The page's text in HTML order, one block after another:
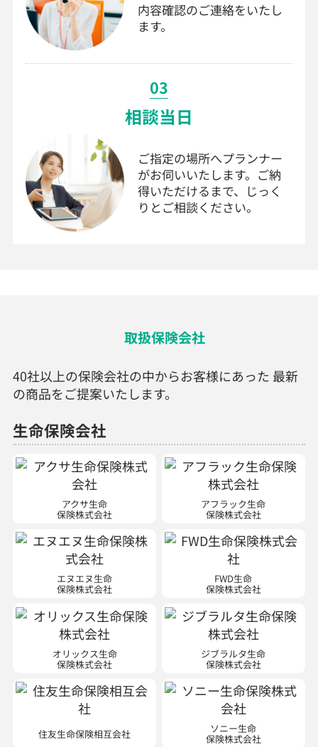
内容確認のご連絡をいたし
ます。
03
相談当日
ご指定の場所へプランナー
がお伺いいたします。ご納
得いただけるまで、じっく
りとご相談ください。
取扱保険会社
40社以上の保険会社の中からお客様にあった 最新
の商品をご提案いたします。
生命保険会社
アクサ生命
保険株式会社
アフラック生命
保険株式会社
エヌエヌ生命
保険株式会社
FWD生命
保険株式会社
オリックス生命
保険株式会社
ジブラルタ生命
保険株式会社
住友生命保険相互会社 ソニー生命
保険株式会社